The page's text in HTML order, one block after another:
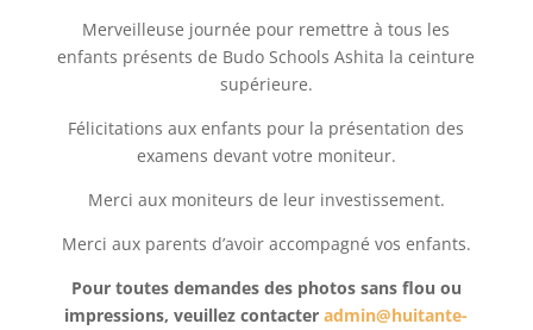
Merveilleuse journée pour remettre à tous les
enfants présents de Budo Schools Ashita la ceinture
supérieure.
Félicitations aux enfants pour la présentation des
examens devant votre moniteur.
Merci aux moniteurs de leur investissement.
Merci aux parents d’avoir accompagné vos enfants.
Pour toutes demandes des photos sans flou ou
impressions, veuillez contacteradmin@huitante-